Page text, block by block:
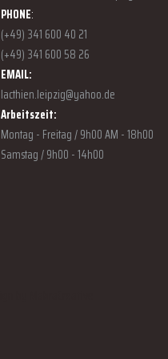
PHONE:
(+49) 341 600 40 21
(+49) 341 600 58 26
EMAIL:
lacthien.leipzig@yahoo.de
Arbeitszeit:
Montag - Freitag / 9h00 AM - 18h00
Samstag / 9h00 - 14h00